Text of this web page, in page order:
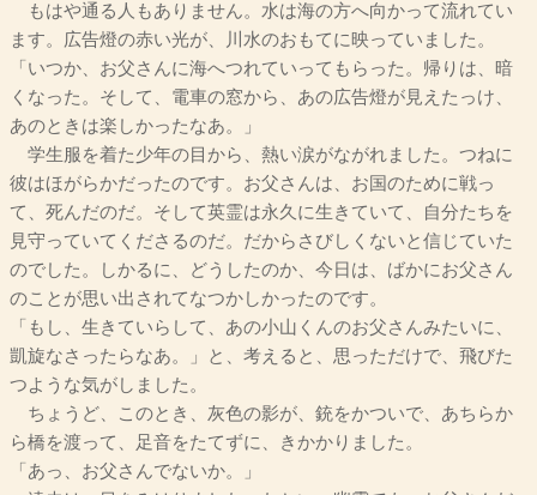
もはや通る人もありません。水は海の方へ向かって流れてい
ます。広告燈の赤い光が、川水のおもてに映っていました。
「いつか、お父さんに海へつれていってもらった。帰りは、暗
くなった。そして、電車の窓から、あの広告燈が見えたっけ、
あのときは楽しかったなあ。」
学生服を着た少年の目から、熱い涙がながれました。つねに
彼はほがらかだったのです。お父さんは、お国のために戦っ
て、死んだのだ。そして英霊は永久に生きていて、自分たちを
見守っていてくださるのだ。だからさびしくないと信じていた
のでした。しかるに、どうしたのか、今日は、ばかにお父さん
のことが思い出されてなつかしかったのです。
「もし、生きていらして、あの小山くんのお父さんみたいに、
凱旋なさったらなあ。」と、考えると、思っただけで、飛びた
つような気がしました。
ちょうど、このとき、灰色の影が、銃をかついで、あちらか
ら橋を渡って、足音をたてずに、きかかりました。
「あっ、お父さんでないか。」